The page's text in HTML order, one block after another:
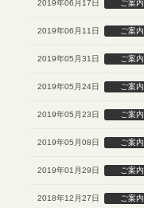
2019年06月17日 ご案内
2019年06月11日 ご案内
2019年05月31日 ご案内
2019年05月24日 ご案内
2019年05月23日 ご案内
2019年05月08日 ご案内
2019年01月29日 ご案内
2018年12月27日 ご案内